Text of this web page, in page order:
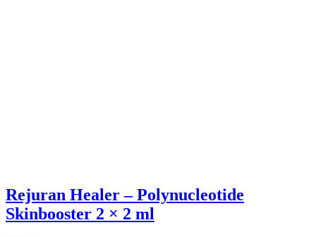
Rejuran Healer – Polynucleotide
Skinbooster 2 × 2 ml